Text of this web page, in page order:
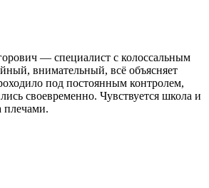
— специалист с колоссальным
внимательный, всё объясняет
под постоянным контролем,
своевременно. Чувствуется школа и
плечами.